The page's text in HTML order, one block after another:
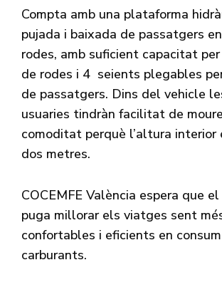
Compta amb una plataforma
pujada i baixada de passatgers
rodes, amb suficient capacitat
de rodes i 4 seients plegables
de passatgers. Dins del vehicle
usuaries tindràn facilitat de
comoditat perquè l’altura interior
dos metres.
COCEMFE València espera que
puga millorar els viatges sent
confortables i eficients en
carburants.